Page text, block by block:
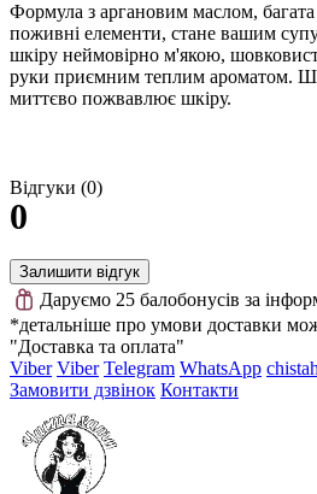
Формула з аргановим маслом,
поживні елементи, стане вашим
шкіру неймовірно м'якою,
руки приємним теплим ароматом.
миттєво пожвавлює шкіру.
Відгуки (0)
0
Залишити відгук
Даруємо 25 балобонусів за
*детальніше про умови доставки
"Доставка та оплата"
Viber Viber Telegram WhatsApp
Замовити дзвінок Контакти